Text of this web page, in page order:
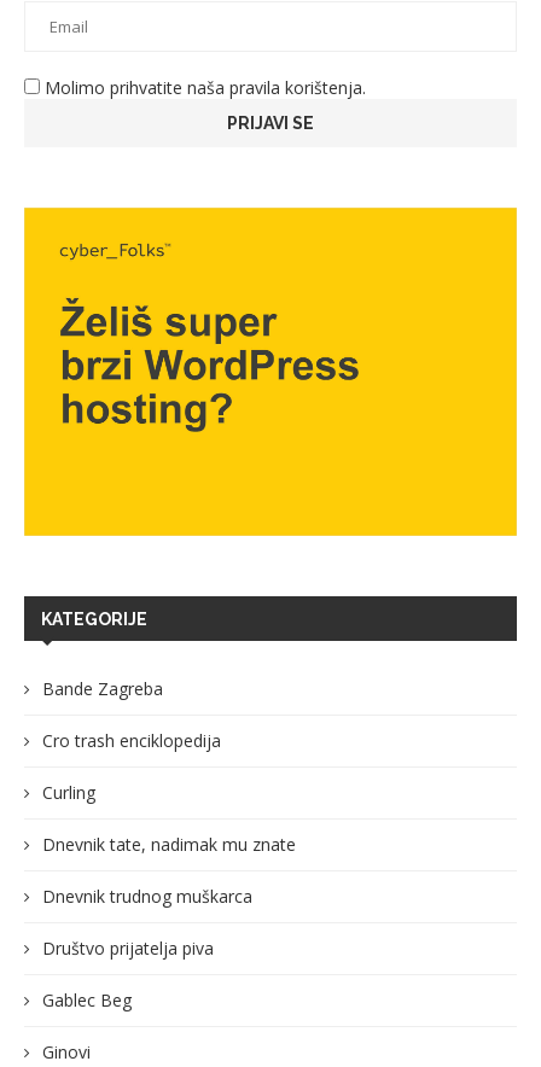
Molimo prihvatite naša pravila korištenja.
KATEGORIJE
Bande Zagreba
Cro trash enciklopedija
Curling
Dnevnik tate, nadimak mu znate
Dnevnik trudnog muškarca
Društvo prijatelja piva
Gablec Beg
Ginovi